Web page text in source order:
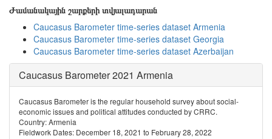
Ժամանակային շարքերի տվյալադարան
Caucasus Barometer time-series dataset Armenia
Caucasus Barometer time-series dataset Georgia
Caucasus Barometer time-series dataset Azerbaijan
Caucasus Barometer 2021 Armenia
Caucasus Barometer is the regular household survey about social-
economic issues and political attitudes conducted by CRRC.
Country: Armenia
Fieldwork Dates: December 18, 2021 to February 28, 2022